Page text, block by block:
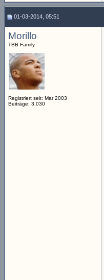
01-03-2014, 05:51
Morillo
TBB Family
Registriert seit: Mar 2003
Beiträge: 3.030